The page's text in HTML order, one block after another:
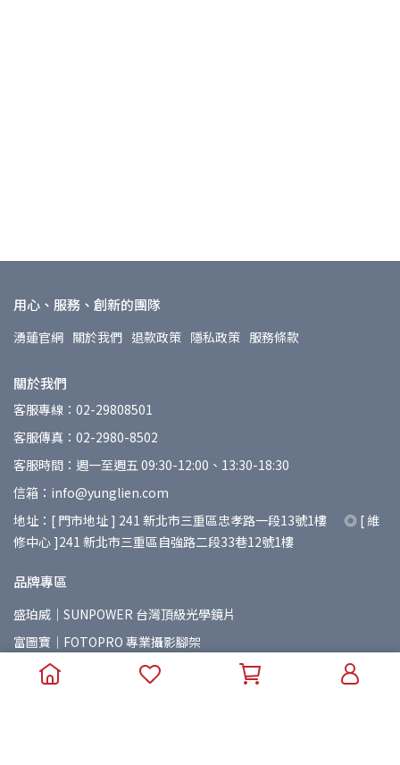
用心、服務、創新的團隊
湧蓮官網 關於我們 退款政策 隱私政策 服務條款
關於我們
客服專線：02-29808501
客服傳真：02-2980-8502
客服時間：週一至週五 09:30-12:00、13:30-18:30
信箱：info@yunglien.com
地址：[ 門市地址 ] 241 新北市三重區忠孝路一段13號1樓 ◎ [ 維
修中心 ]241 新北市三重區自強路二段33巷12號1樓
品牌專區
盛珀威｜SUNPOWER 台灣頂級光學鏡片
富圖寶｜FOTOPRO 專業攝影腳架
印跡｜IFOOTAGE 紅點設計獎專業腳架